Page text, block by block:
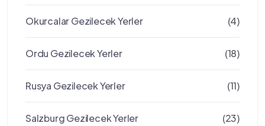
Okurcalar Gezilecek Yerler (4)
Ordu Gezilecek Yerler (18)
Rusya Gezilecek Yerler (11)
Salzburg Gezilecek Yerler (23)